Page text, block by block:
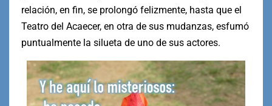
relación, en fin, se prolongó felizmente, hasta que el
Teatro del Acaecer, en otra de sus mudanzas, esfumó
puntualmente la silueta de uno de sus actores.